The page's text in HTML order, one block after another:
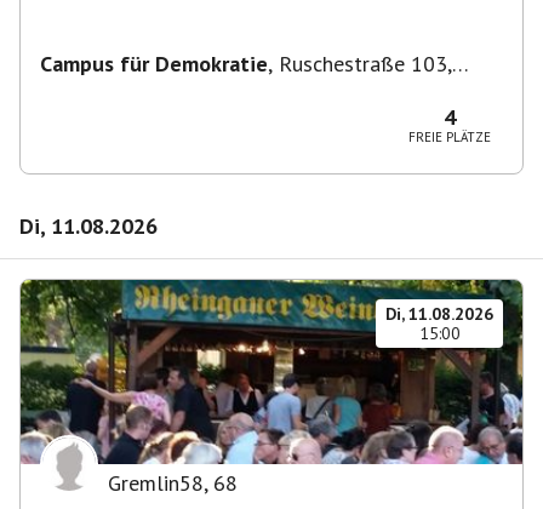
Campus für Demokratie, Ruschestraße 103,
4
FREIE PLÄTZE
Di, 11.08.2026
Di, 11.08.2026
15:00
Gremlin58, 68